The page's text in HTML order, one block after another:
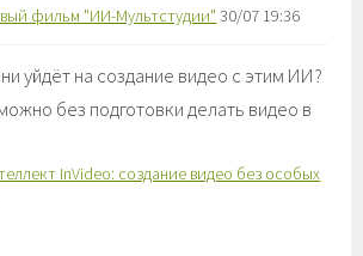
фильм "ИИ-Мультстудии" 30/07 19:36
уйдёт на создание видео с этим ИИ?
без подготовки делать видео в
InVideo: создание видео без особых